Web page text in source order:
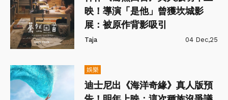
映！導演「是他」曾獲坎城影
展：被原作背影吸引
Taja 04 Dec,25
娛樂
迪士尼出《海洋奇緣》真人版預